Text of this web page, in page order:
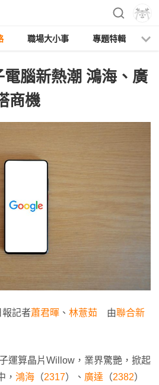
職場大小事 專題特輯
腦新熱潮 鴻海、廣
商機
報記者蕭君暉 、 林薏茹 由聯合新
運算晶片Willow，業界驚艷，掀起
， 鴻海 （2317）、 廣達 （2382）